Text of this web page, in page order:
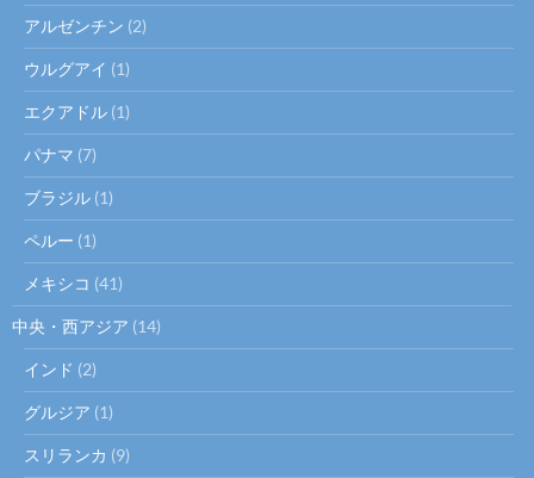
アルゼンチン (2)
ウルグアイ (1)
エクアドル (1)
パナマ (7)
ブラジル (1)
ペルー (1)
メキシコ (41)
中央・西アジア (14)
インド (2)
グルジア (1)
スリランカ (9)